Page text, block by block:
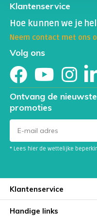
winderigheid,
Vermoeidheid of
Overgewicht of
Begeleiding bij
dieet(zoals
Monitoring van
en probiotica
Klantenservice
Hoe kunnen we je
Neem contact met ons
Volg ons
Ontvang de
promoties
* Lees hier de wettelijke
Klantenservice
Handige links